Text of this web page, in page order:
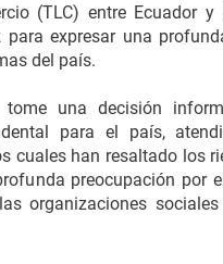
(TLC) entre Ecuador y
expresar una
del país.
una decisión
para el país,
cuales han resaltado los
preocupación por
organizaciones